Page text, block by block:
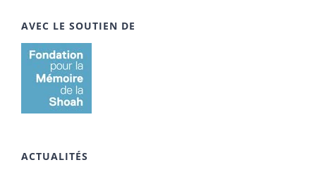
AVEC LE SOUTIEN DE
ACTUALITÉS